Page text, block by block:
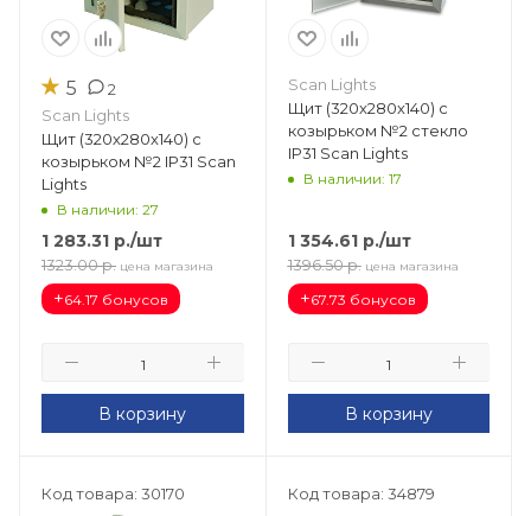
★ 5 2
Scan Lights
Щит (320х280х140) с
козырьком №2 IP31 Scan
Lights
В наличии: 27
1 283.31 р./шт
1323.00 р. цена магазина
+64.17 бонусов
В корзину
Scan Lights
Щит (320х280х140) с
козырьком №2 стекло
IP31 Scan Lights
В наличии: 17
1 354.61р./шт
1396.50 р. цена магазина
+67.73 бонусов
В корзину
Код товара: 30170 Код товара: 34879